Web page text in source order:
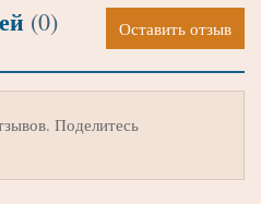
(0) Оставить отзыв
Поделитесь